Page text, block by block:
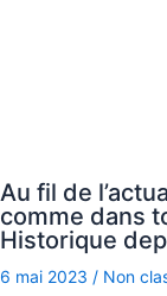
Au fil de
comme dans
Historique
6 mai 2023 / Non